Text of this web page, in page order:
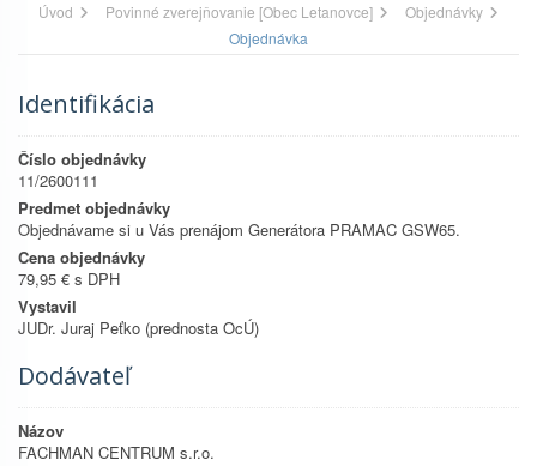
Úvod Povinné zverejňovanie [Obec Letanovce]
Objednávky
Objednávka
Identifikácia
Číslo objednávky
11/2600111
Predmet objednávky
Objednávame si u Vás prenájom Generátora PRAMAC GSW65.
Cena objednávky
79,95 € s DPH
Vystavil
JUDr. Juraj Peťko (prednosta OcÚ)
Dodávateľ
Názov
FACHMAN CENTRUM s.r.o.